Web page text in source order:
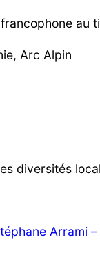
au
Arc Alpin
diversités
Arrami